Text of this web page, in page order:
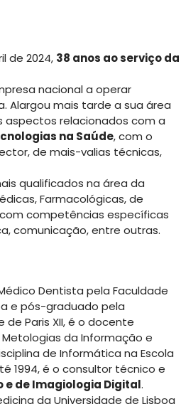
de 2024, 38 anos ao serviço da
nacional a operar
Alargou mais tarde a sua área
relacionados com a
na Saúde, com o
de mais-valias técnicas,
qualificados na área da
Farmacológicas, de
competências específicas
comunicação, entre outras.
Dentista pela Faculdade
e pós-graduado pela
de Paris XII, é o docente
da Informação e
de Informática na Escola
1994, é o consultor técnico e
e de Imagiologia Digital.
da Universidade de Lisboa